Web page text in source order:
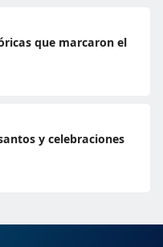
que marcaron el
y celebraciones